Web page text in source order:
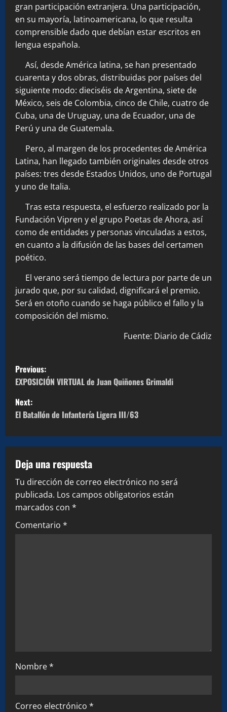
gran participación extranjera. Una participación,
en su mayoría, latinoamericana, lo que resulta
comprensible dado que debían estar escritos en
lengua española.
Así, desde América latina, se han presentado
cuarenta y dos obras, distribuidas por países del
siguiente modo: dieciséis de Argentina, siete de
México, seis de Colombia, cinco de Chile, cuatro de
Cuba, una de Uruguay, una de Ecuador, una de
Perú y una de Guatemala.
Pero, al margen de los procedentes de América
Latina, han llegado también originales desde otros
países: tres desde Estados Unidos, uno de Portugal
y uno de Italia.
Tras esta respuesta, el esfuerzo realizado por la
Fundación Vipren y el grupo Poetas de Ahora, así
como de entidades y personas vinculadas a estos,
en cuanto a la difusión de las bases del certamen
poético.
El verano será tiempo de lectura por parte de un
jurado que, por su calidad, dignificará el premio.
Será en otoño cuando se haga público el fallo y la
composición del mismo.
Fuente: Diario de Cádiz
P
o
s
n
a
v
i
g
Previous:
EXPOSICIÓN VIRTUAL de Juan Quiñones Grimaldi
Next:
El Batallón de Infantería Ligera III/63
Deja una respuesta
Tu dirección de correo electrónico no será
publicada. Los campos obligatorios están
marcados con *
Comentario *
Nombre*
Correo electrónico *